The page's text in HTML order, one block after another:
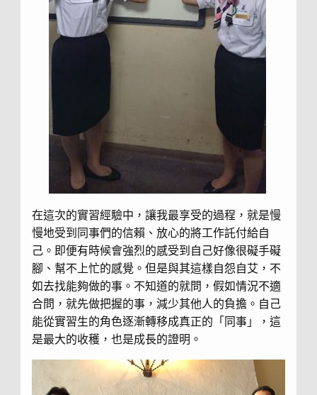
在這次的實習經驗中，讓我最享受的過程，就是慢
慢地受到同事們的信賴、放心的將工作託付給自
己。即便有時候會強烈的感受到自己好像很礙手礙
腳、幫不上忙的感覺。但是與其這樣自怨自艾，不
如去找能夠做的事。不知道的就問，假如情況不適
合問，就先做把握的事，減少其他人的負擔。自己
能從實習生的角色逐漸轉移成真正的「同事」，這
是最大的收穫，也是成長的證明。